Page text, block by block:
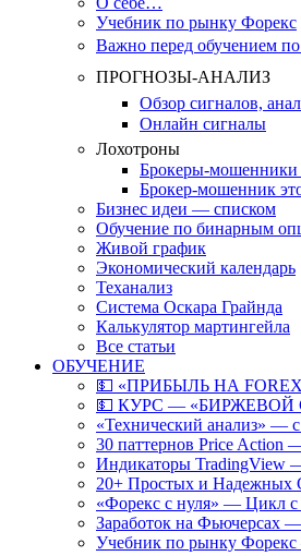
Учебник по рынку Форекс
Важно перед обучением по
ПРОГНОЗЫ-АНАЛИЗ
Обзор сигналов,
Онлайн сигналы
Лохотроны
Брокеры-
Брокер-мошенник
Бизнес идеи — списком
Обучение по бинарным
Живой график
Экономический календарь
Теханализ
Система Оскара Грайнда
Калькулятор мартингейла
Все статьи
ОБУЧЕНИЕ
💵 «ПРИБЫЛЬ НА
💵 КУРС — «БИРЖЕВОЙ
«Технический анализ» —
30 паттернов Price Action
Индикаторы TradingView
20+ Простых и Надежных
«Форекс с нуля» — Цикл с
Заработок на
Учебник по рынку